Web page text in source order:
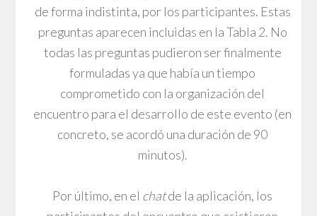
de forma indistinta, por los participantes. Estas
preguntas aparecen incluidas en la Tabla 2. No
todas las preguntas pudieron ser finalmente
formuladas ya que había un tiempo
comprometido con la organización del
encuentro para el desarrollo de este evento (en
concreto, se acordó una duración de 90
minutos).
Por último, en el chatde la aplicación, los